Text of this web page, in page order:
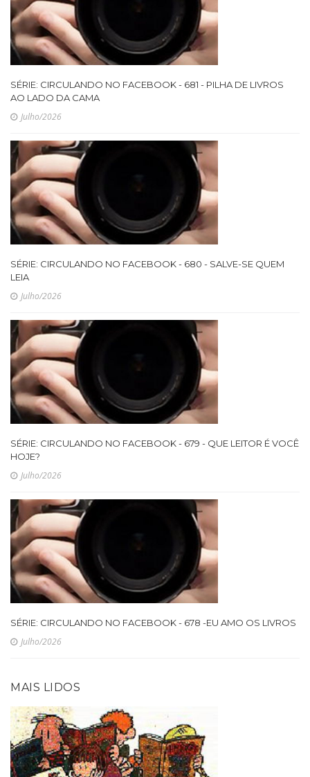
SÉRIE: CIRCULANDO NO FACEBOOK - 681 - PILHA DE LIVROS
AO LADO DA CAMA
Julho/2026
SÉRIE: CIRCULANDO NO FACEBOOK - 680 - SALVE-SE QUEM
LEIA
Julho/2026
SÉRIE: CIRCULANDO NO FACEBOOK - 679 - QUE LEITOR É VOCÊ
HOJE?
Julho/2026
SÉRIE: CIRCULANDO NO FACEBOOK - 678 -EU AMO OS LIVROS
Julho/2026
MAIS LIDOS